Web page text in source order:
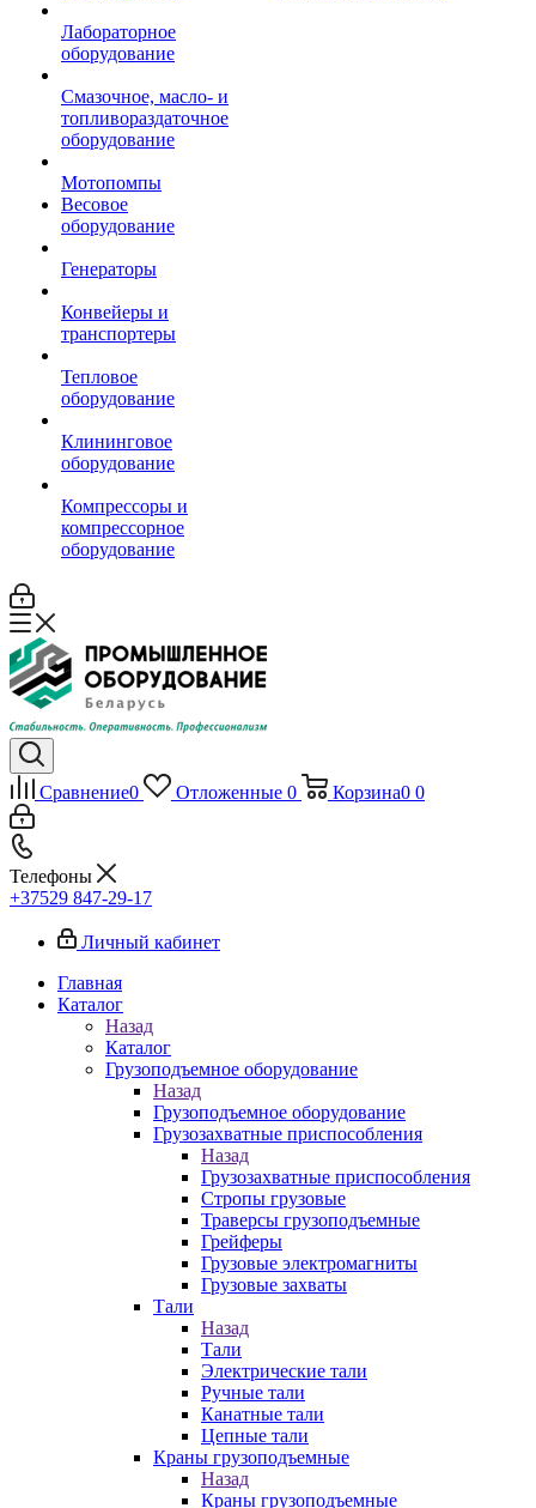
Лабораторное
оборудование
Смазочное, масло- и
топливораздаточное
оборудование
Мотопомпы
Весовое
оборудование
Генераторы
Конвейеры и
транспортеры
Тепловое
оборудование
Клининговое
оборудование
Компрессоры и
компрессорное
оборудование
Сравнение0 Отложенные 0 Корзина0 0
Телефоны
+37529 847-29-17‬
Личный кабинет
Главная
Каталог
Назад
Каталог
Грузоподъемное оборудование
Назад
Грузоподъемное оборудование
Грузозахватные приспособления
Назад
Грузозахватные приспособления
Стропы грузовые
Траверсы грузоподъемные
Грейферы
Грузовые электромагниты
Грузовые захваты
Тали
Назад
Тали
Электрические тали
Ручные тали
Канатные тали
Цепные тали
Краны грузоподъемные
Назад
Краны грузоподъемные